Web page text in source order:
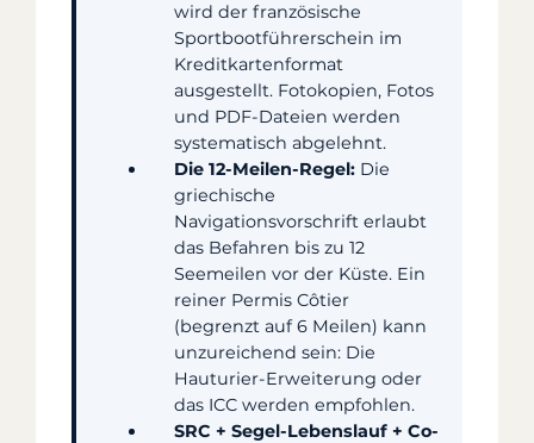
wird der französische
Sportbootführerschein im
Kreditkartenformat
ausgestellt. Fotokopien, Fotos
und PDF-Dateien werden
systematisch abgelehnt.
Die 12-Meilen-Regel: Die
griechische
Navigationsvorschrift erlaubt
das Befahren bis zu 12
Seemeilen vor der Küste. Ein
reiner Permis Côtier
(begrenzt auf 6 Meilen) kann
unzureichend sein: Die
Hauturier-Erweiterung oder
das ICC werden empfohlen.
SRC + Segel-Lebenslauf + Co-